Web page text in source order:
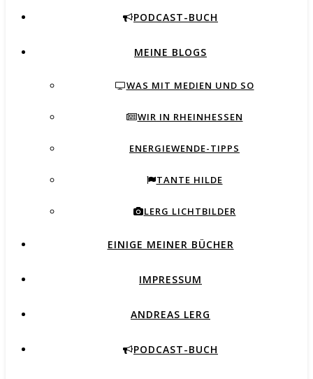
PODCAST-BUCH
MEINE BLOGS
WAS MIT MEDIEN UND SO
WIR IN RHEINHESSEN
ENERGIEWENDE-TIPPS
TANTE HILDE
LERG LICHTBILDER
EINIGE MEINER BÜCHER
IMPRESSUM
ANDREAS LERG
PODCAST-BUCH